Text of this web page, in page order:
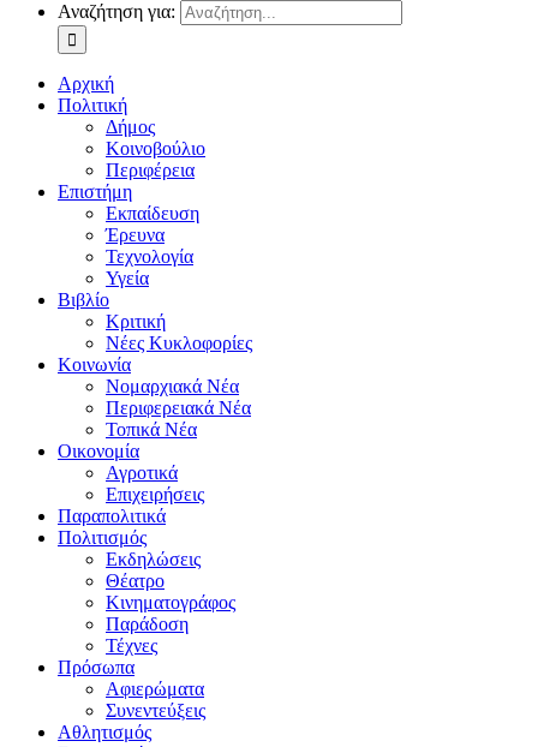
Αναζήτηση για:
Αρχική
Πολιτική
Δήμος
Κοινοβούλιο
Περιφέρεια
Επιστήμη
Εκπαίδευση
Έρευνα
Τεχνολογία
Υγεία
Βιβλίο
Κριτική
Νέες Κυκλοφορίες
Κοινωνία
Νομαρχιακά Νέα
Περιφερειακά Νέα
Τοπικά Νέα
Οικονομία
Αγροτικά
Επιχειρήσεις
Παραπολιτικά
Πολιτισμός
Εκδηλώσεις
Θέατρο
Κινηματογράφος
Παράδοση
Τέχνες
Πρόσωπα
Αφιερώματα
Συνεντεύξεις
Αθλητισμός